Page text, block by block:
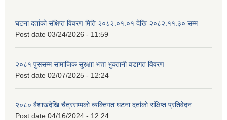
घटना दर्ताको संक्षिप्त विवरण मिति २०८२.०१.०१ देखि २०८२.११.३० सम्म
Post date 03/24/2026 - 11:59
२०८१ पुससम्म सामाजिक सुरक्षाा भत्ता भुक्तानी वडागत विवरण
Post date 02/07/2025 - 12:24
२०८० बैशाखदेखि चैत्रसम्मको व्यक्तिगत घटना दर्ताको संक्षिप्त प्रतिवेदन
Post date 04/16/2024 - 12:24